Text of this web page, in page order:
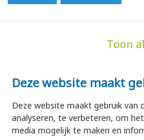
Deze website maakt
Deze website maakt gebruik van
analyseren, te verbeteren, om
media mogelijk te maken en
Toon
de Hoge
1747 HA